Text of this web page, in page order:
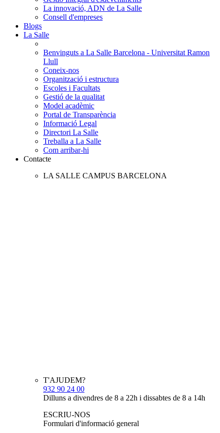
La innovació, ADN de La Salle
Consell d'empreses
Blogs
La Salle
Benvinguts a La Salle Barcelona - Universitat Ramon
Llull
Coneix-nos
Organització i estructura
Escoles i Facultats
Gestió de la qualitat
Model acadèmic
Portal de Transparència
Informació Legal
Directori La Salle
Treballa a La Salle
Com arribar-hi
Contacte
LA SALLE CAMPUS BARCELONA
T'AJUDEM?
932 90 24 00
Dilluns a divendres de 8 a 22h i dissabtes de 8 a 14h
ESCRIU-NOS
Formulari d'informació general